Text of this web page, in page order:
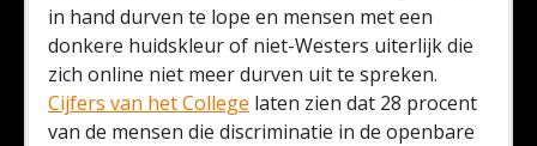
in hand durven te lope en mensen met een
donkere huidskleur of niet-Westers uiterlijk die
zich online niet meer durven uit te spreken.
Cijfers van het College laten zien dat 28 procent
van de mensen die discriminatie in de openbare